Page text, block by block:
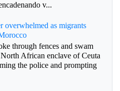
v...
overwhelmed as migrants
through fences and swam
African enclave of Ceuta
the police and prompting